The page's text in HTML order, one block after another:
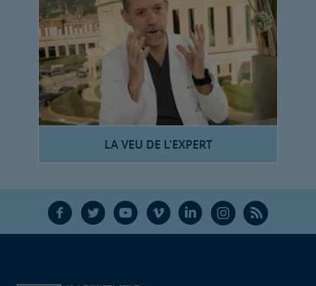
LA VEU DE L'EXPERT
F T Y V L Ñ R